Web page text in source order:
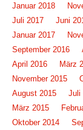
Januar 2018
Juli 2017
Juni
Januar 2017
September 2016
April 2016
März
November 2015
August 2015
Juli
März 2015
Oktober 2014